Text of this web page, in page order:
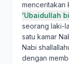
menceritakan
'Ubaidullah
seorang laki-
satu kamar
Nabi
dengan